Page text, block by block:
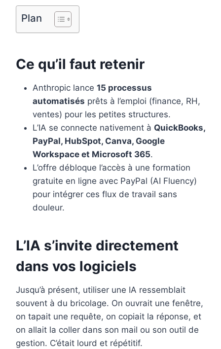
Plan
Ce qu’il faut retenir
Anthropic lance 15 processus
automatisés prêts à l’emploi (finance, RH,
ventes) pour les petites structures.
L’IA se connecte nativement à QuickBooks,
PayPal, HubSpot, Canva, Google
Workspace et Microsoft 365.
L’offre débloque l’accès à une formation
gratuite en ligne avec PayPal (AI Fluency)
pour intégrer ces flux de travail sans
douleur.
L’IA s’invite directement
dans vos logiciels
Jusqu’à présent, utiliser une IA ressemblait
souvent à du bricolage. On ouvrait une fenêtre,
on tapait une requête, on copiait la réponse, et
on allait la coller dans son mail ou son outil de
gestion. C’était lourd et répétitif.